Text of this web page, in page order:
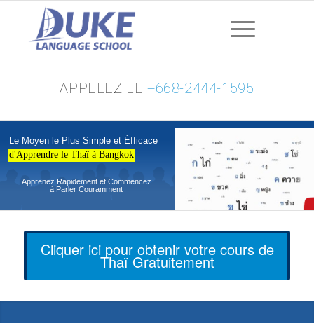
APPELEZ LE+668-2444-1595
d'Apprendre le Thaï à Bangkok
Le Moyen le Plus Simple et Éfficace
Apprenez Rapidement et Commencez
à Parler Couramment
Cliquer ici pour obtenir votre cours de
Thaï Gratuitement